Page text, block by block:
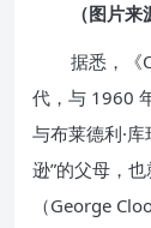
（图片
据悉，《
代，与 1960
与布莱德利·库
逊”的父母，
（George